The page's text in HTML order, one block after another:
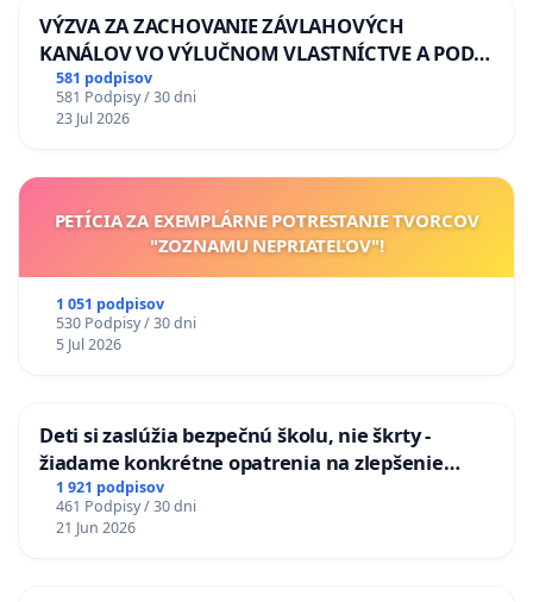
VÝZVA ZA ZACHOVANIE ZÁVLAHOVÝCH
KANÁLOV VO VÝLUČNOM VLASTNÍCTVE A POD
KONTROLOU SLOVENSKEJ REPUBLIKY & žiadosť
na riešenie zanedbaného stavu závlahových a
odvodňovacích kanálov na Slovensku
581 podpisov
581 Podpisy / 30 dni
23 Jul 2026
PETÍCIA ZA EXEMPLÁRNE POTRESTANIE TVORCOV
"ZOZNAMU NEPRIATEĽOV"!
1 051 podpisov
530 Podpisy / 30 dni
5 Jul 2026
Deti si zaslúžia bezpečnú školu, nie škrty -
žiadame konkrétne opatrenia na zlepšenie
situácie v školstve
1 921 podpisov
461 Podpisy / 30 dni
21 Jun 2026